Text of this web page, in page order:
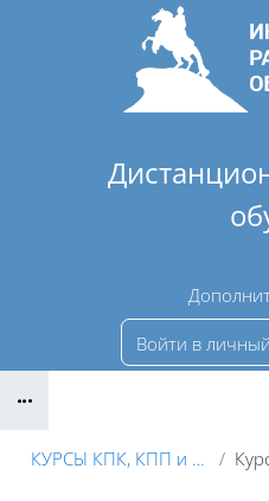
Перейти к основному
Войти в
КУРСЫ КПК, КПП и ПО